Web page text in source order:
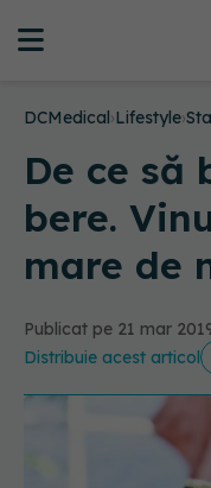
DCMedical›Lifestyle›
De ce să
bere.
mare de
Publicat pe 21 mar
Distribuie acest articol